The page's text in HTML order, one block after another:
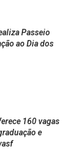
Passeio
ao Dia dos
160 vagas
e